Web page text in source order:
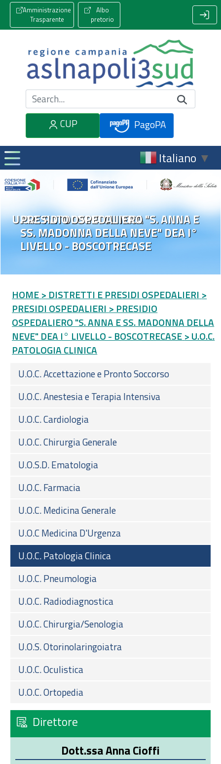
Amministrazione
Trasparente
Albo
pretorio
Cerca nel sito
CUP
PagoPA
Italiano ▼
U.O.C. PATOLOGIA CLINICA
PRESIDIO OSPEDALIERO "S. ANNA E
SS. MADONNA DELLA NEVE" DEA I°
LIVELLO - BOSCOTRECASE
HOME > DISTRETTI E PRESIDI OSPEDALIERI >
PRESIDI OSPEDALIERI > PRESIDIO
OSPEDALIERO "S. ANNA E SS. MADONNA DELLA
NEVE" DEA I° LIVELLO - BOSCOTRECASE > U.O.C.
PATOLOGIA CLINICA
U.O.C. Accettazione e Pronto Soccorso
U.O.C. Anestesia e Terapia Intensiva
U.O.C. Cardiologia
U.O.C. Chirurgia Generale
U.O.S.D. Ematologia
U.O.C. Farmacia
U.O.C. Medicina Generale
U.O.C Medicina D'Urgenza
U.O.C. Patologia Clinica
U.O.C. Pneumologia
U.O.C. Radiodiagnostica
U.O.C. Chirurgia/Senologia
U.O.S. Otorinolaringoiatra
U.O.C. Oculistica
U.O.C. Ortopedia
Direttore
Dott.ssa Anna Cioffi